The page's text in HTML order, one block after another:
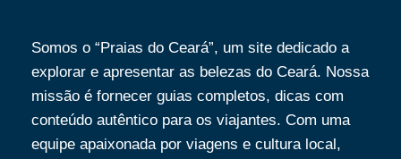
Somos o “Praias do Ceará”, um site dedicado a
explorar e apresentar as belezas do Ceará. Nossa
missão é fornecer guias completos, dicas com
conteúdo autêntico para os viajantes. Com uma
equipe apaixonada por viagens e cultura local,